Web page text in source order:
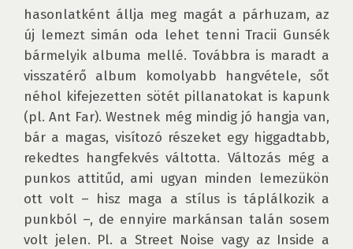
hasonlatként állja meg magát a párhuzam, az
új lemezt simán oda lehet tenni Tracii Gunsék
bármelyik albuma mellé. Továbbra is maradt a
visszatérő album komolyabb hangvétele, sőt
néhol kifejezetten sötét pillanatokat is kapunk
(pl. Ant Far). Westnek még mindig jó hangja van,
bár a magas, visítozó részeket egy higgadtabb,
rekedtes hangfekvés váltotta. Változás még a
punkos attitűd, ami ugyan minden lemezükön
ott volt – hisz maga a stílus is táplálkozik a
punkból –, de ennyire markánsan talán sosem
volt jelen. Pl. a Street Noise vagy az Inside a